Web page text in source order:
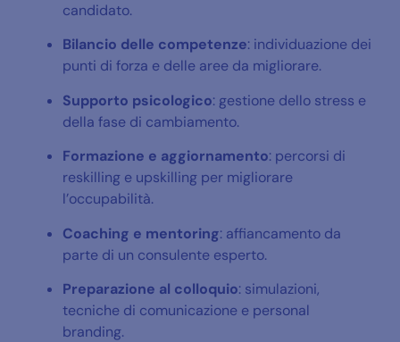
candidato.
Bilancio delle competenze: individuazione dei
punti di forza e delle aree da migliorare.
Supporto psicologico: gestione dello stress e
della fase di cambiamento.
Formazione e aggiornamento: percorsi di
reskilling e upskilling per migliorare
l’occupabilità.
Coaching e mentoring: affiancamento da
parte di un consulente esperto.
Preparazione al colloquio: simulazioni,
tecniche di comunicazione e personal
branding.